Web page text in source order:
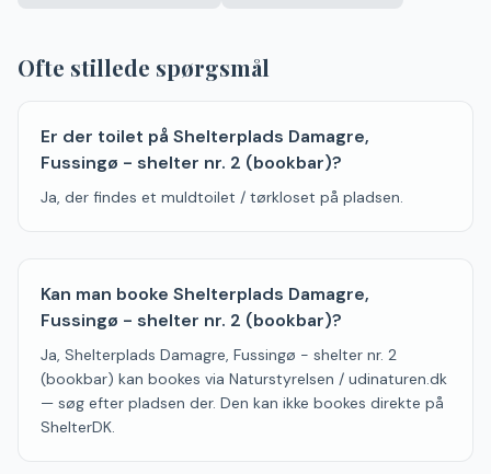
Ofte stillede spørgsmål
Er der toilet på Shelterplads Damagre,
Fussingø - shelter nr. 2 (bookbar)?
Ja, der findes et muldtoilet / tørkloset på pladsen.
Kan man booke Shelterplads Damagre,
Fussingø - shelter nr. 2 (bookbar)?
Ja, Shelterplads Damagre, Fussingø - shelter nr. 2
(bookbar) kan bookes via Naturstyrelsen / udinaturen.dk
— søg efter pladsen der. Den kan ikke bookes direkte på
ShelterDK.